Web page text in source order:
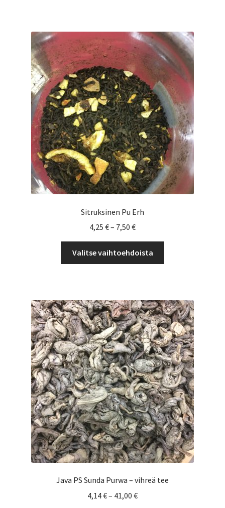
Voit
tehdä
valinnat
tuotteen
sivulla.
Sitruksinen Pu Erh
4,25 €– 7,50 €Hintaluokka:
4,25 €
-
7,50 €
Valitse vaihtoehdoista
Voit
tehdä
valinnat
tuotteen
sivulla.
Java PS Sunda Purwa – vihreä tee
4,14€– 41,00 €Hintaluokka: